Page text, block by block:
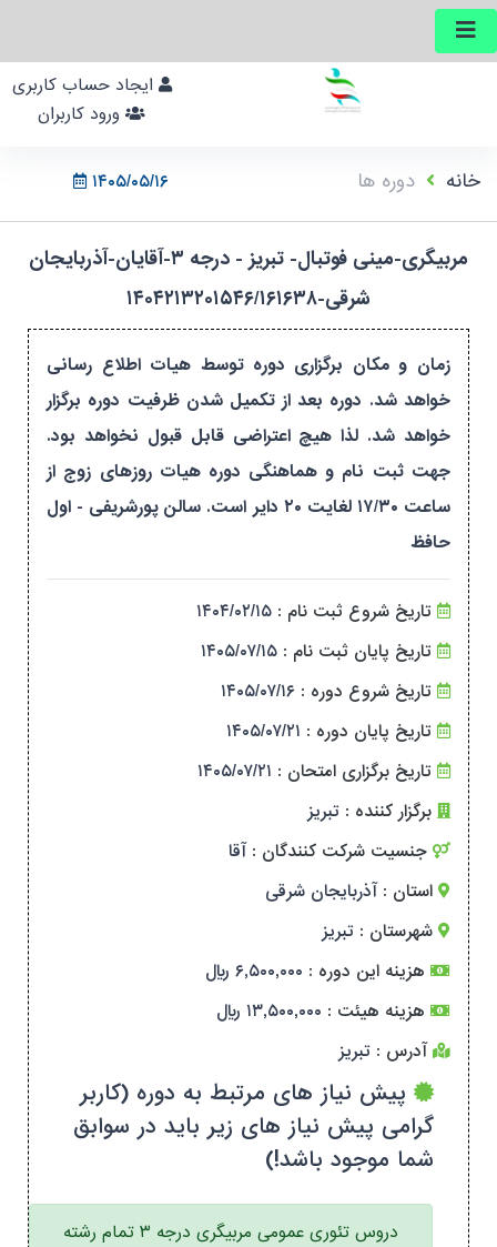
۱۴۰۵/۰۵/۱۶ خانه دوره ها
مربیگری-مینی فوتبال- تبریز - درجه ۳-آقایان-آذربایجان
شرقی-۱۴۰۴۲۱۳۲۰۱۵۴۶/۱۶۱۶۳۸
زمان و مکان برگزاری دوره توسط هیات اطلاع رسانی
خواهد شد. دوره بعد از تکمیل شدن ظرفیت دوره برگزار
خواهد شد. لذا هیچ اعتراضی قابل قبول نخواهد بود.
جهت ثبت نام و هماهنگی دوره هیات روزهای زوج از
ساعت ۱۷/۳۰ لغایت ۲۰ دایر است. سالن پورشریفی - اول
حافظ
تاریخ شروع ثبت نام : ۱۴۰۴/۰۲/۱۵
تاریخ پایان ثبت نام : ۱۴۰۵/۰۷/۱۵
تاریخ شروع دوره : ۱۴۰۵/۰۷/۱۶
تاریخ پایان دوره : ۱۴۰۵/۰۷/۲۱
تاریخ برگزاری امتحان : ۱۴۰۵/۰۷/۲۱
برگزار کننده : تبریز
جنسیت شرکت کنندگان : آقا
استان : آذربایجان شرقی
شهرستان : تبریز
هزینه این دوره : ۶,۵۰۰,۰۰۰ ریال
هزینه هیئت : ۱۳,۵۰۰,۰۰۰ ریال
آدرس : تبریز
پیش نیاز های مرتبط به دوره (کاربر
گرامی پیش نیاز های زیر باید در سوابق
شما موجود باشد!)
دروس تئوری عمومی مربیگری درجه ۳ تمام رشته